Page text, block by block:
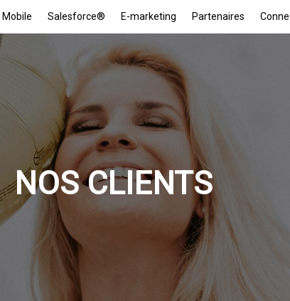
Salesforce® E-marketing Partenaires
NOS CLIENTS